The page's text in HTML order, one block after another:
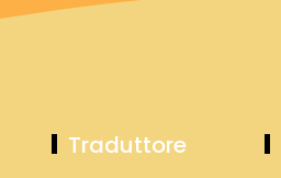
Traduttore